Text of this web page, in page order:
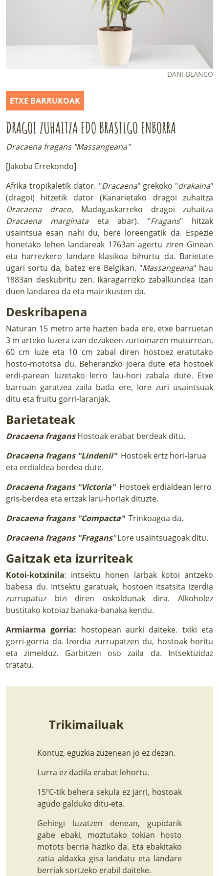
LURRAREN AGENDA
DANI BLANCO
ETXE BARRUKOAK
DRAGOI ZUHAITZA EDO BRASILGO ENBORRA
Dracaena fragans "Massangeana"
[Jakoba Errekondo]
Afrika tropikaletik dator. "Dracaena" grekoko "drakaina"
(dragoi) hitzetik dator (Kanarietako dragoi zuhaitza
Dracaena draco, Madagaskarreko dragoi zuhaitza
Dracaena marginata eta abar). "Fragans" hitzak
usaintsua esan nahi du, bere loreengatik da. Espezie
honetako lehen landareak 1763an agertu ziren Ginean
eta harrezkero landare klasikoa bihurtu da. Barietate
ugari sortu da, batez ere Belgikan. "Massangeana" hau
1883an deskubritu zen. Ikaragarrizko zabalkundea izan
duen landarea da eta maiz ikusten da.
Deskribapena
Naturan 15 metro arte hazten bada ere, etxe barruetan
3 m arteko luzera izan dezakeen zurtoinaren muturrean,
60 cm luze eta 10 cm zabal diren hostoez eratutako
hosto-mototsa du. Beheranzko joera dute eta hostoek
erdi-parean luzetako lerro lau-hori zabala dute. Etxe
barruan garatzea zaila bada ere, lore zuri usaintsuak
ditu eta fruitu gorri-laranjak.
Barietateak
Dracaena fragans Hostoak erabat berdeak ditu.
Dracaena fragans "Lindenii" Hostoek ertz hori-larua
eta erdialdea berdea dute.
Dracaena fragans "Victoria" Hostoek erdialdean lerro
gris-berdea eta ertzak laru-horiak dituzte.
Dracaena fragans "Compacta" Trinkoagoa da.
Dracaena fragans "Fragans"Lore usaintsuagoak ditu.
Gaitzak eta izurriteak
Kotoi-kotxinila: intsektu honen larbak kotoi antzeko
babesa du. Intsektu garatuak, hostoen itsatsita izerdia
zurrupatuz bizi diren oskoldunak dira. Alkoholez
bustitako kotoiaz banaka-banaka kendu.
Armiarma gorria: hostopean aurki daiteke. txiki eta
gorri-gorria da. Izerdia zurrupatzen du, hostoak horitu
eta zimelduz. Garbitzen oso zaila da. Intsektizidaz
tratatu.
Trikimailuak
Kontuz, eguzkia zuzenean jo ez dezan.
Lurra ez dadila erabat lehortu.
15ºC-tik behera sekula ez jarri, hostoak
agudo galduko ditu-eta.
Gehiegi luzatzen denean, gupidarik
gabe ebaki, moztutako tokian hosto
motots berria haziko da. Eta ebakitako
zatia aldaxka gisa landatu eta landare
berriak sortzeko erabil daiteke.